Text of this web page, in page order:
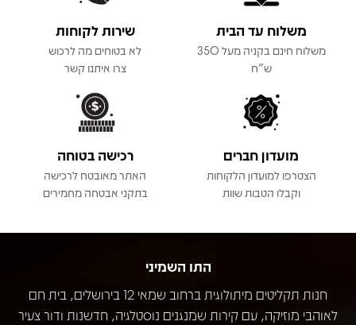
משלוח עד הבית
משלוח חינם בקניה מעל 350
ש"ח
שירות לקוחות
לא בטוחים מה לרכוש
צרו איתנו קשר
מועדון חברים
הצטרפו למועדון הלקוחות
וקבלו הטבות שוות
רכישה בטוחה
האתר מאובטח לרכישה
בתקני אבטחה מחמירים
התו השמיני
חנות תקליטים מיתולוגית ברחוב שמאי 12 בירושלים, בית חם
לאוהבי מוזיקה, עם קירות שמנגנים נוסטלגיה, חדשנות ודור צעיר